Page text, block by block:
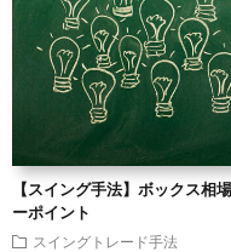
【スイング手法】ボックス相
ーポイント
スイングトレード手法